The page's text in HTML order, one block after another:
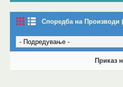
Споредба на Производи
Приказ